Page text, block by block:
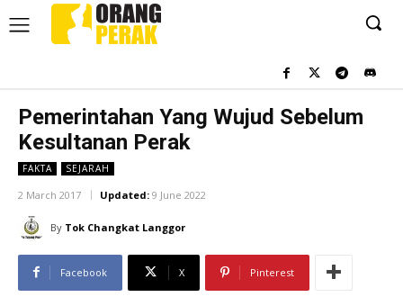
Pemerintahan Yang Wujud Sebelum
Kesultanan Perak
FAKTA SEJARAH
2 March 2017 Updated: 9 June 2022
By Tok Changkat Langgor
Facebook X Pinterest